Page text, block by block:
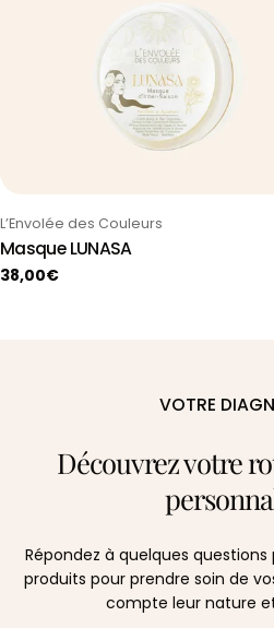
Taper:
L’Envolée des Couleurs
Masque LUNASA
Prix
38,00€
VOTRE
Découvrez votre
Répondez à quelques
produits pour prendre soin de
compte leur nature